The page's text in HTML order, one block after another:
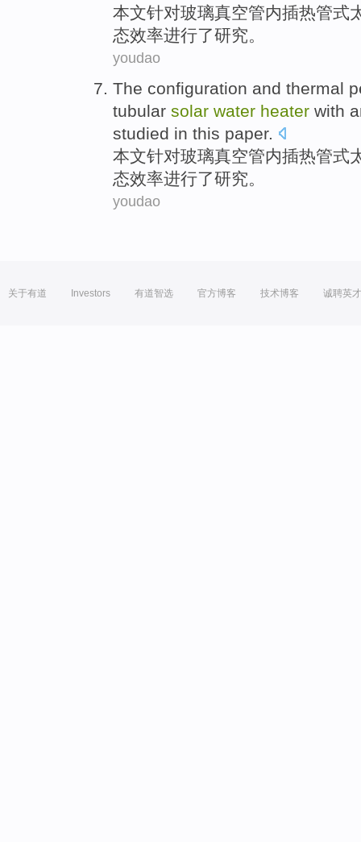
本文针对玻璃真空管内插热管式
态效率进行了研究。
youdao
The configuration and thermal
tubular solar water heater with
studied in this paper.
本文针对玻璃真空管内插热管式
态效率进行了研究。
youdao
关于有道 Investors 有道智选 官方博客 技术博客 诚聘英才